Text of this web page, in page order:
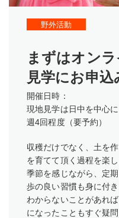
野外活動
まずはオン
見学にお申込
開催日時：
現地見学は日中を中心に
週4回程度（要予約）
収穫だけでなく、土を
を育てて頂く過程を楽し
季節を感じながら、定
歩の良い習慣も身に付き
わからないことがあれ
になったこともすぐ疑